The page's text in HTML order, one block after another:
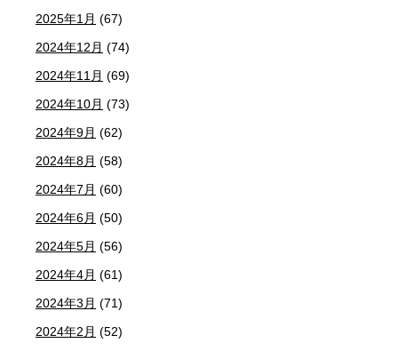
2025年1月 (67)
2024年12月 (74)
2024年11月 (69)
2024年10月 (73)
2024年9月 (62)
2024年8月 (58)
2024年7月 (60)
2024年6月 (50)
2024年5月 (56)
2024年4月 (61)
2024年3月 (71)
2024年2月 (52)